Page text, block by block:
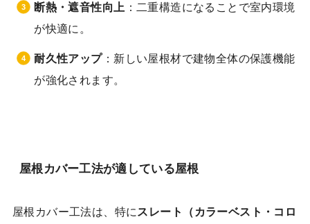
断熱・遮音性向上 ：二重構造になることで室内環境
が快適に。
耐久性アップ：新しい屋根材で建物全体の保護機能
が強化されます。
屋根カバー工法が適している屋根
屋根カバー工法は、特に スレート（カラーベスト・コロ